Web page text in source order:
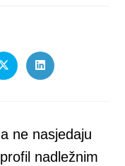
Opens
in
Opens
in
ne nasjedaju
nadležnim